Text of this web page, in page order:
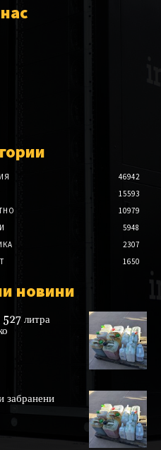
46942
15593
10979
5948
2307
1650
новини
литра